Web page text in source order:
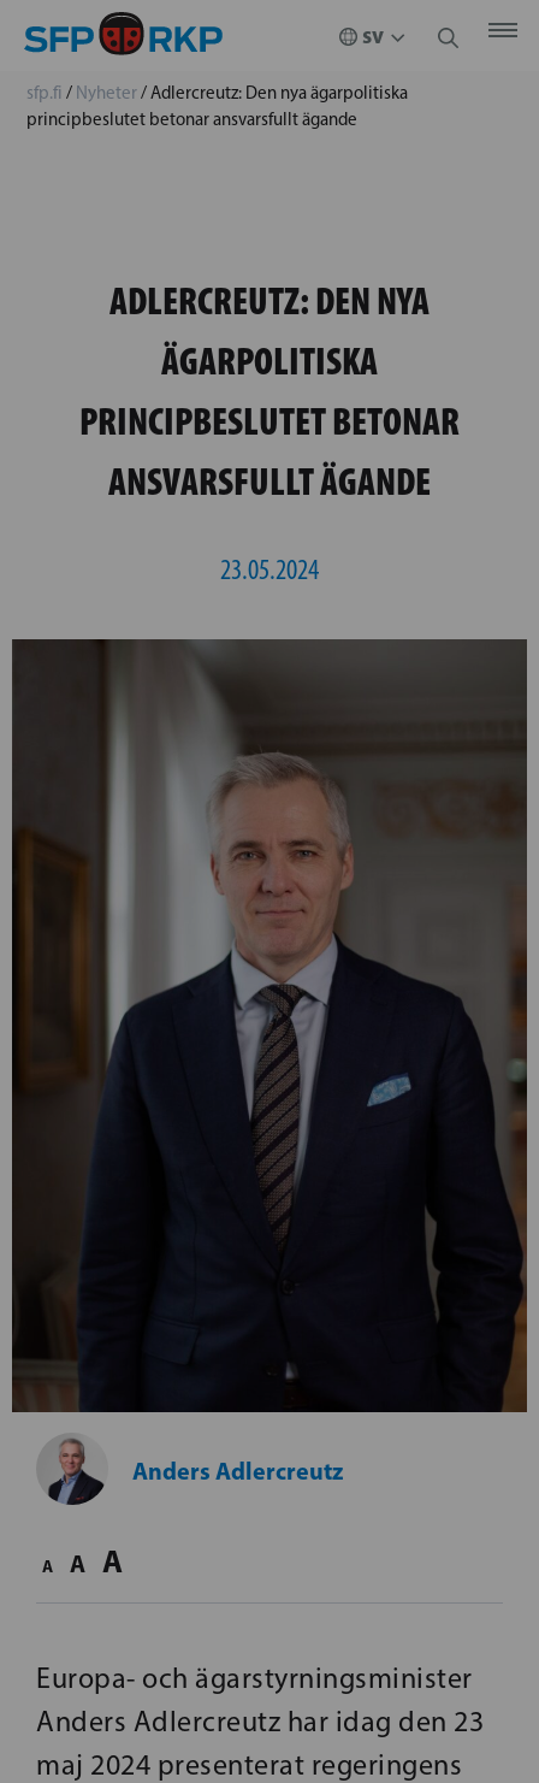
sfp.fi / Nyheter/Adlercreutz: Den nya ägarpolitiska
principbeslutet betonar ansvarsfullt ägande
ADLERCREUTZ: DEN NYA
ÄGARPOLITISKA
PRINCIPBESLUTET BETONAR
ANSVARSFULLT ÄGANDE
23.05.2024
Anders Adlercreutz
A A A
Europa- och ägarstyrningsminister
Anders Adlercreutz har idag den 23
maj 2024 presenterat regeringens